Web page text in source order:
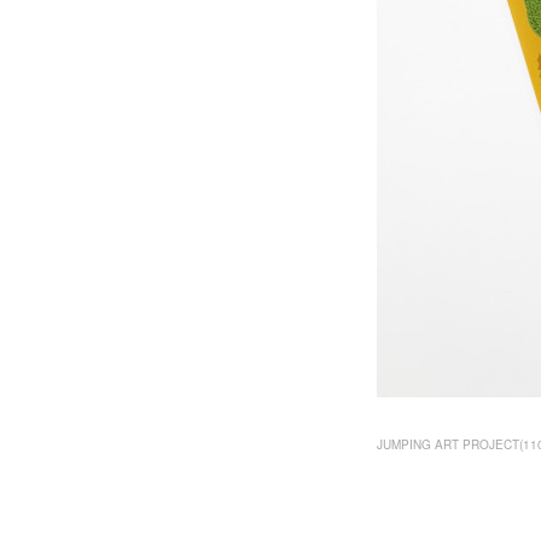
JUMPING ART PROJECT(